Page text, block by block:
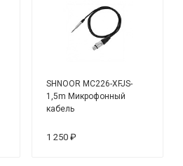
SHNOOR MC226-XFJS-
1,5m Микрофонный
кабель
1 250 ₽